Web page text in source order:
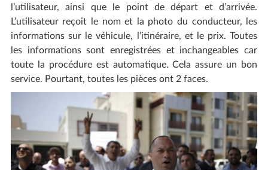
l’utilisateur, ainsi que le point de départ et d’arrivée.
L’utilisateur reçoit le nom et la photo du conducteur, les
informations sur le véhicule, l’itinéraire, et le prix. Toutes
les informations sont enregistrées et inchangeables car
toute la procédure est automatique. Cela assure un bon
service. Pourtant, toutes les pièces ont 2 faces.